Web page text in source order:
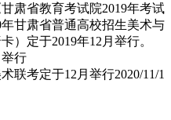
肃省教育考试院2019年考试
甘肃省普通高校招生美术与
）定于2019年12月举行。
联考定于12月举行2020/11/1